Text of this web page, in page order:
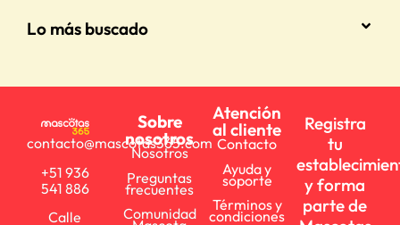
Lo más buscado
contacto@mascotas365.com
+51 936
541 886
Calle
Sobre
nosotros
Nosotros
Preguntas
frecuentes
Comunidad
Atención
al cliente
Contacto
Ayuda y
soporte
Términos y
condiciones
Registra
tu
y forma
parte de